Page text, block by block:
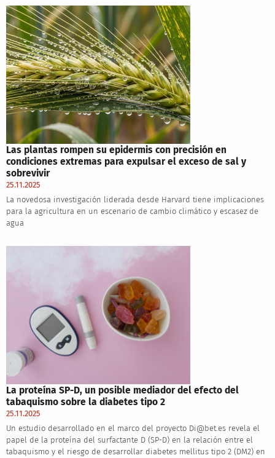
Las plantas rompen su epidermis con precisión en
condiciones extremas para expulsar el exceso de sal y
sobrevivir
25.11.2025
La novedosa investigación liderada desde Harvard tiene implicaciones
para la agricultura en un escenario de cambio climático y escasez de
agua
La proteína SP-D, un posible mediador del efecto del
tabaquismo sobre la diabetes tipo 2
25.11.2025
Un estudio desarrollado en el marco del proyecto Di@bet.es revela el
papel de la proteína del surfactante D (SP-D) en la relación entre el
tabaquismo y el riesgo de desarrollar diabetes mellitus tipo 2 (DM2) en